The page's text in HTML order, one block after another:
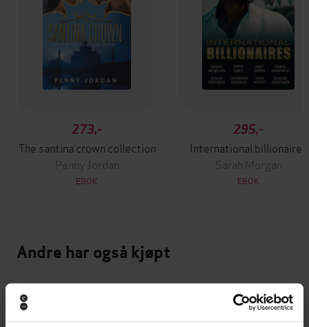
273,-
The santina crown collection
Penny Jordan
EBOK
295,-
International billionaires
Sarah Morgan
EBOK
Andre har også kjøpt
Premium
Første gang på tilbud